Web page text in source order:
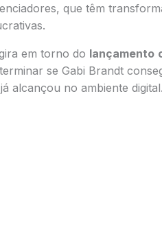
que têm
em torno do lançamento
se Gabi Brandt
alcançou no ambiente digital.